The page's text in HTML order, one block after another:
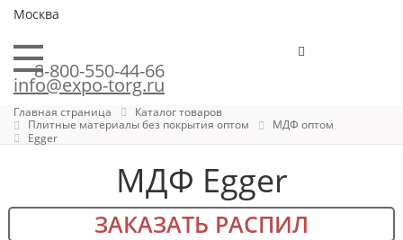
Москва
8-800-550-44-66
info@expo-torg.ru
Главная страница
Каталог товаров
Плитные материалы без покрытия оптом
МДФ оптом
Egger
МДФ Egger
ЗАКАЗАТЬ РАСПИЛ